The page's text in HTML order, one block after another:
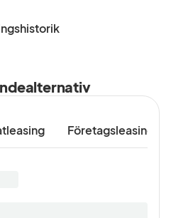
Företagsleasing